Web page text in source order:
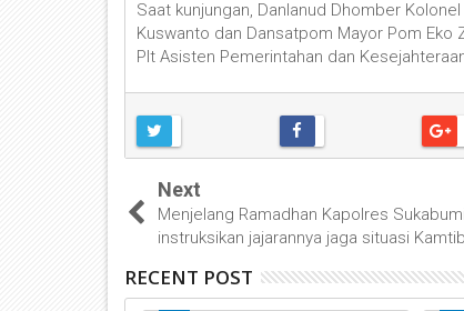
Saat kunjungan, Danlanud Dhomber
Kuswanto dan Dansatpom Mayor Pom Eko
Plt Asisten Pemerintahan dan
Next
Menjelang Ramadhan Kapolres Sukabumi
instruksikan jajarannya jaga situasi
RECENT POST